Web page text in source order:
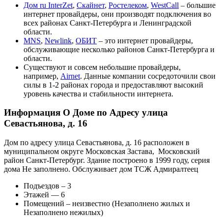
Дом ru InterZet, Скайнет, Ростелеком, WestCall – большие
интернет провайдеры, они производят подключения во
всех районах Санкт-Петербурга и Ленинградской
области.
MNS, Newlink, ОБИТ – это интернет провайдеры,
обслуживающие несколько районов Санкт-Петербурга и
области.
Существуют и совсем небольшие провайдеры,
например, Airnet. Данные компании сосредоточили свои
силы в 1-2 районах города и предоставляют высокий
уровень качества и стабильности интернета.
Информация О Доме по Адресу улица
Севастьянова, д. 16
Дом по адресу улица Севастьянова, д. 16 расположен в
муниципальном округе Московская Застава, Московский
район Санкт-Петербург. Здание построено в 1999 году, серия
дома Не заполнено. Обслуживает дом ТСЖ Адмиралтеец
Подъездов – 3
Этажей — 6
Помещений – неизвестно (Незаполнено жилых и
Незаполнено нежилых)